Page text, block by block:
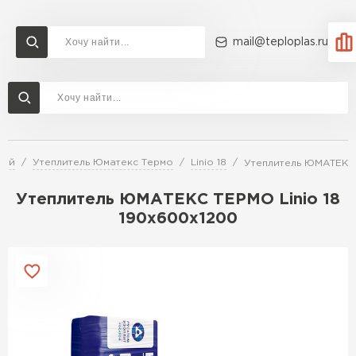
mail@teploplas.ru
Утеплитель Юматекс Термо Linio 18 Утеплитель
Утеплитель ЮМАТЕКС ТЕРМО Linio 18
190х600х1200
Доставка и оплата
Утеплитель Ветонит
Утеплитель Технониколь
Утеплитель Rockwool